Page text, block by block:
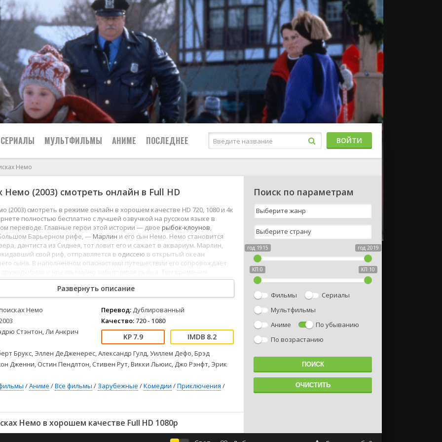
Боевики
Военные
Детективы
Детские
Драмы
Комедии
Мелодрамы
Приключения
Семейные
Спорт
Триллеры
Ужасы
СЕРИАЛЫ МУЛЬТФИЛЬМЫ АНИМЕ ПОСЛЕДНЕЕ
2024
2023
2022
2021
Зарубежные
Фильмы из соцетей
ВОЙТИ
Немо
Немо (2003) смотреть онлайн в Full HD
(2003) смотреть в режиме онлайн в хорошем качестве HD 720, 1080 и 4к
полностью бесплатно с лучшей озвучкой на русском языке в
переводе. Главные герои этой истории — двое рыбок-клоунов,
Барьерном рифе, — Марлин и его сын Немо. Немо становится
дантиста из Сиднея, тот ловит его и сажает в аквариум. Марлин,
свой риф, отправляется в одиссею в открытый океан
сына. В наполненном опасностями путешествии его сопровождает
и его заточенные ваквариумедрузья по несчастью
побега из стеклянной тюрьмы...В сентябре 2012-го мультфильм
снова возвращается на большие экраны, на сей раз в 3D.
Развернуть описание
Немо
Стэнтон, Ли Анкрич
Перевод: Дублированный
Качество: 720 - 1080
7.9 8.2
Брукс, Эллен ДеДженерес, Александр Гулд, Уиллем Дефо, Брэд
Дженни, Остин Пендлтон, Стивен Рут, Викки Льюис, Джо Рэнфт, Эрик
/Аниме /Все фильмы / Зарубежные /Комедии /Приключения /
Немо в хорошем качестве Full HD 1080p
Поиск по параметрам
год 1915 год 2019
КП 0 КП 10
Фильмы
Сериалы
Мультфильмы
Аниме
По убыванию
По возрастанию